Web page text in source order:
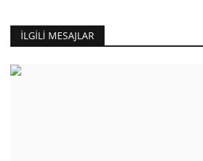
İLGILI MESAJLAR